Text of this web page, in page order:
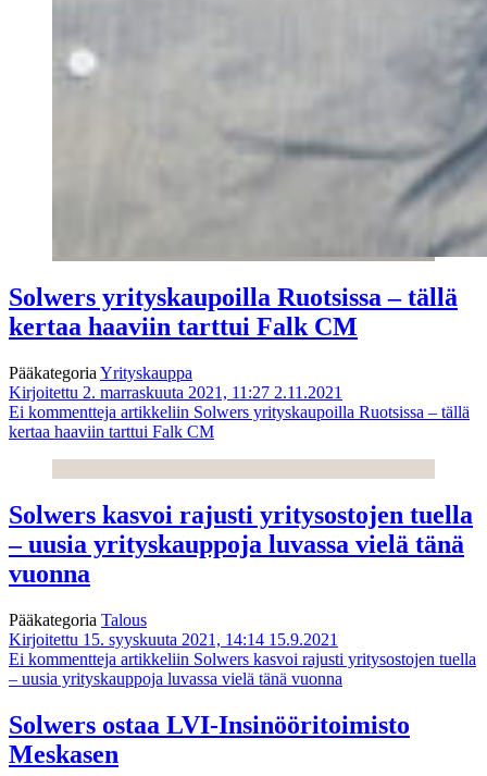
Solwers yrityskaupoilla Ruotsissa – tällä
kertaa haaviin tarttui Falk CM
Pääkategoria Yrityskauppa
Kirjoitettu 2. marraskuuta 2021, 11:27 2.11.2021
Ei kommentteja artikkeliin Solwers yrityskaupoilla Ruotsissa – tällä
kertaa haaviin tarttui Falk CM
Solwers kasvoi rajusti yritysostojen tuella
– uusia yrityskauppoja luvassa vielä tänä
vuonna
Pääkategoria Talous
Kirjoitettu 15. syyskuuta 2021, 14:14 15.9.2021
Ei kommentteja artikkeliin Solwers kasvoi rajusti yritysostojen tuella
– uusia yrityskauppoja luvassa vielä tänä vuonna
Solwers ostaa LVI-Insinööritoimisto
Meskasen